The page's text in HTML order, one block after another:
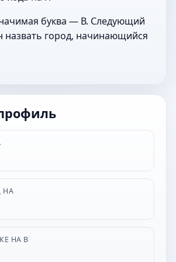
буква — В. Следующий
назвать город, начинающийся
НА
НА В